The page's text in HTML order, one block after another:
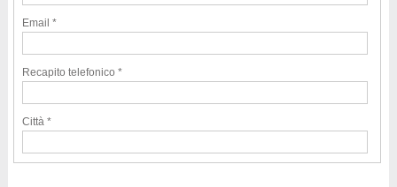
Email *
Recapito telefonico *
Città *